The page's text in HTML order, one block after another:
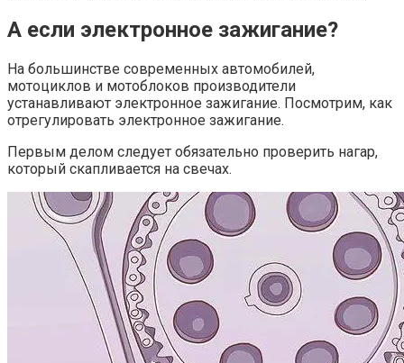
А если электронное зажигание?
На большинстве современных автомобилей,
мотоциклов и мотоблоков производители
устанавливают электронное зажигание. Посмотрим, как
отрегулировать электронное зажигание.
Первым делом следует обязательно проверить нагар,
который скапливается на свечах.